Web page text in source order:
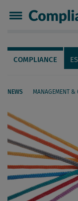
Servicenavigation
Navigation
COMPLIANCE
NEWS MANAGEMENT &
Seiteninhalt